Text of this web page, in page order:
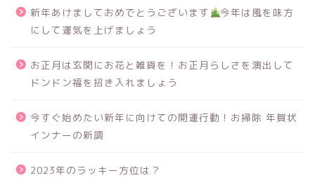
新年あけましておめでとうございます
今年は風を味方
にして運気を上げましょう
お正月は玄関にお花と雑貨を！お正月らしさを演出して
ドンドン福を招き入れましょう
今すぐ始めたい新年に向けての開運行動！お掃除 年賀状
インナーの新調
2023年のラッキー方位は？